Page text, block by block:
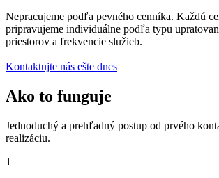
Nepracujeme podľa pevného cenníka. Každú
pripravujeme individuálne podľa typu
priestorov a frekvencie služieb.
Kontaktujte nás ešte dnes
Ako to funguje
Jednoduchý a prehľadný postup od prvého
realizáciu.
1